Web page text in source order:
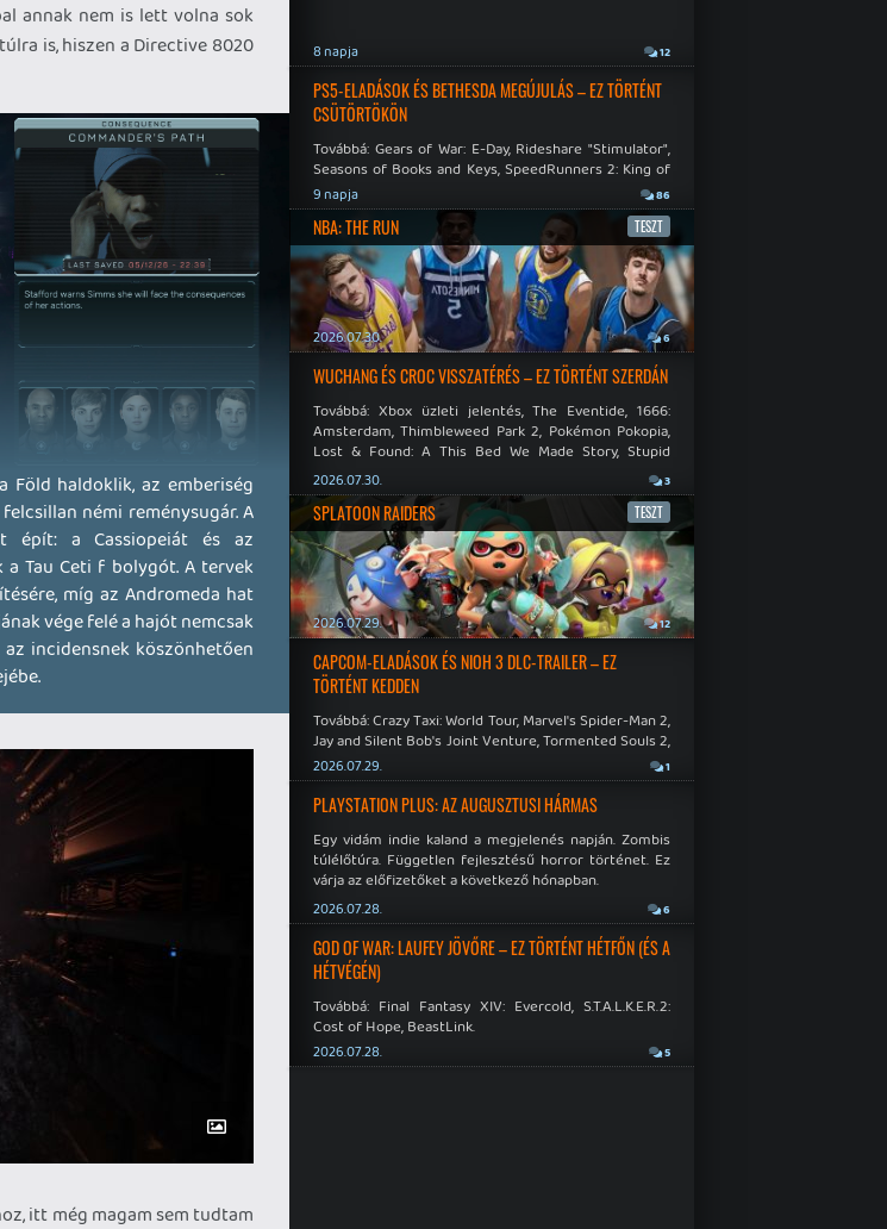
annak nem is lett volna sok
is, hiszen a Directive 8020
Föld haldoklik, az emberiség
némi reménysugár. A
épít: a Cassiopeiát és az
Tau Ceti f bolygót. A tervek
míg az Andromeda hat
vége felé a hajót nemcsak
incidensnek köszönhetően
itt még magam sem tudtam
8 napja 12
PS5-ELADÁSOK ÉS BETHESDA MEGÚJULÁS – EZ TÖRTÉNT
CSÜTÖRTÖKÖN
Továbbá: Gears of War: E-Day, Rideshare "Stimulator",
Seasons of Books and Keys, SpeedRunners 2: King of
Speed.
9 napja 86
NBA: THE RUN TESZT
2026.07.30. 6
WUCHANG ÉS CROC VISSZATÉRÉS – EZ TÖRTÉNT SZERDÁN
Továbbá: Xbox üzleti jelentés, The Eventide, 1666:
Amsterdam, Thimbleweed Park 2, Pokémon Pokopia,
Lost & Found: A This Bed We Made Story, Stupid
Never Dies.
2026.07.30. 3
SPLATOON RAIDERS TESZT
2026.07.29. 12
CAPCOM-ELADÁSOK ÉS NIOH 3 DLC-TRAILER – EZ
TÖRTÉNT KEDDEN
Továbbá: Crazy Taxi: World Tour, Marvel's Spider-Man 2,
Jay and Silent Bob's Joint Venture, Tormented Souls 2,
No More Room in Hell, Slain 2: The Beast Within.
2026.07.29. 1
PLAYSTATION PLUS: AZ AUGUSZTUSI HÁRMAS
Egy vidám indie kaland a megjelenés napján. Zombis
túlélőtúra. Független fejlesztésű horror történet. Ez
várja az előfizetőket a következő hónapban.
2026.07.28. 6
GOD OF WAR: LAUFEY JÖVŐRE – EZ TÖRTÉNT HÉTFŐN (ÉS A
HÉTVÉGÉN)
Továbbá: Final Fantasy XIV: Evercold, S.T.A.L.K.E.R.2:
Cost of Hope, BeastLink.
2026.07.28. 5